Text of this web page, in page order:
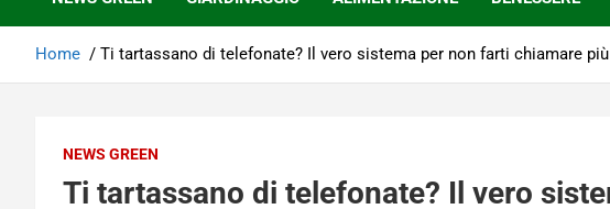
Home Ti tartassano di telefonate? Il vero sistema per non farti chiamare più
NEWS GREEN
Ti tartassano di telefonate? Il vero